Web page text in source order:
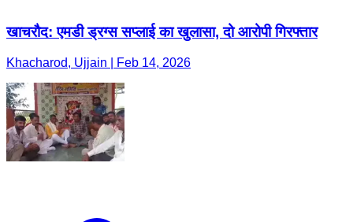
खाचरौद: एमडी ड्रग्स सप्लाई का खुलासा, दो आरोपी गिरफ्तार
Khacharod, Ujjain | Feb 14, 2026